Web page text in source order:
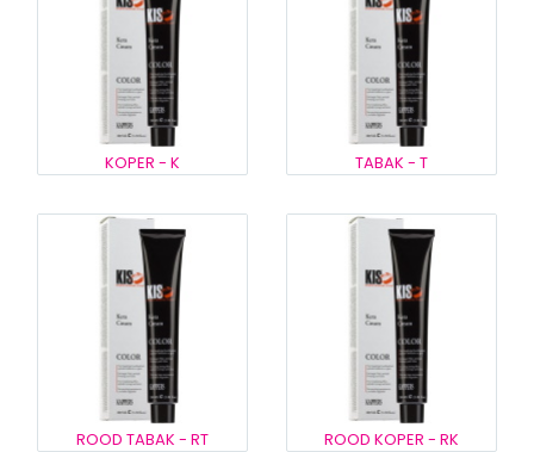
KOPER - K TABAK - T
ROOD TABAK - RT ROOD KOPER - RK